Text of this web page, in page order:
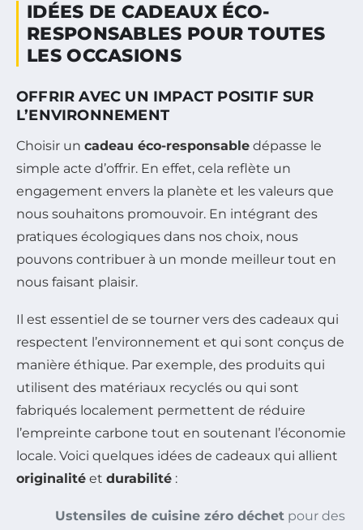
IDÉES DE CADEAUX ÉCO-
RESPONSABLES POUR TOUTES
LES OCCASIONS
OFFRIR AVEC UN IMPACT POSITIF SUR
L’ENVIRONNEMENT
Choisir un cadeau éco-responsable dépasse le
simple acte d’offrir. En effet, cela reflète un
engagement envers la planète et les valeurs que
nous souhaitons promouvoir. En intégrant des
pratiques écologiques dans nos choix, nous
pouvons contribuer à un monde meilleur tout en
nous faisant plaisir.
Il est essentiel de se tourner vers des cadeaux qui
respectent l’environnement et qui sont conçus de
manière éthique. Par exemple, des produits qui
utilisent des matériaux recyclés ou qui sont
fabriqués localement permettent de réduire
l’empreinte carbone tout en soutenant l’économie
locale. Voici quelques idées de cadeaux qui allient
originalité et durabilité :
Ustensiles de cuisine zéro déchet pour des